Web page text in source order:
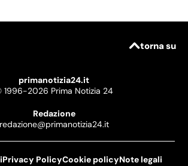
primanotizia24.it
1996-2026 Prima Notizia 24
Redazione
redazione@primanotizia24.it
Privacy PolicyCookie policyNote legali
torna su